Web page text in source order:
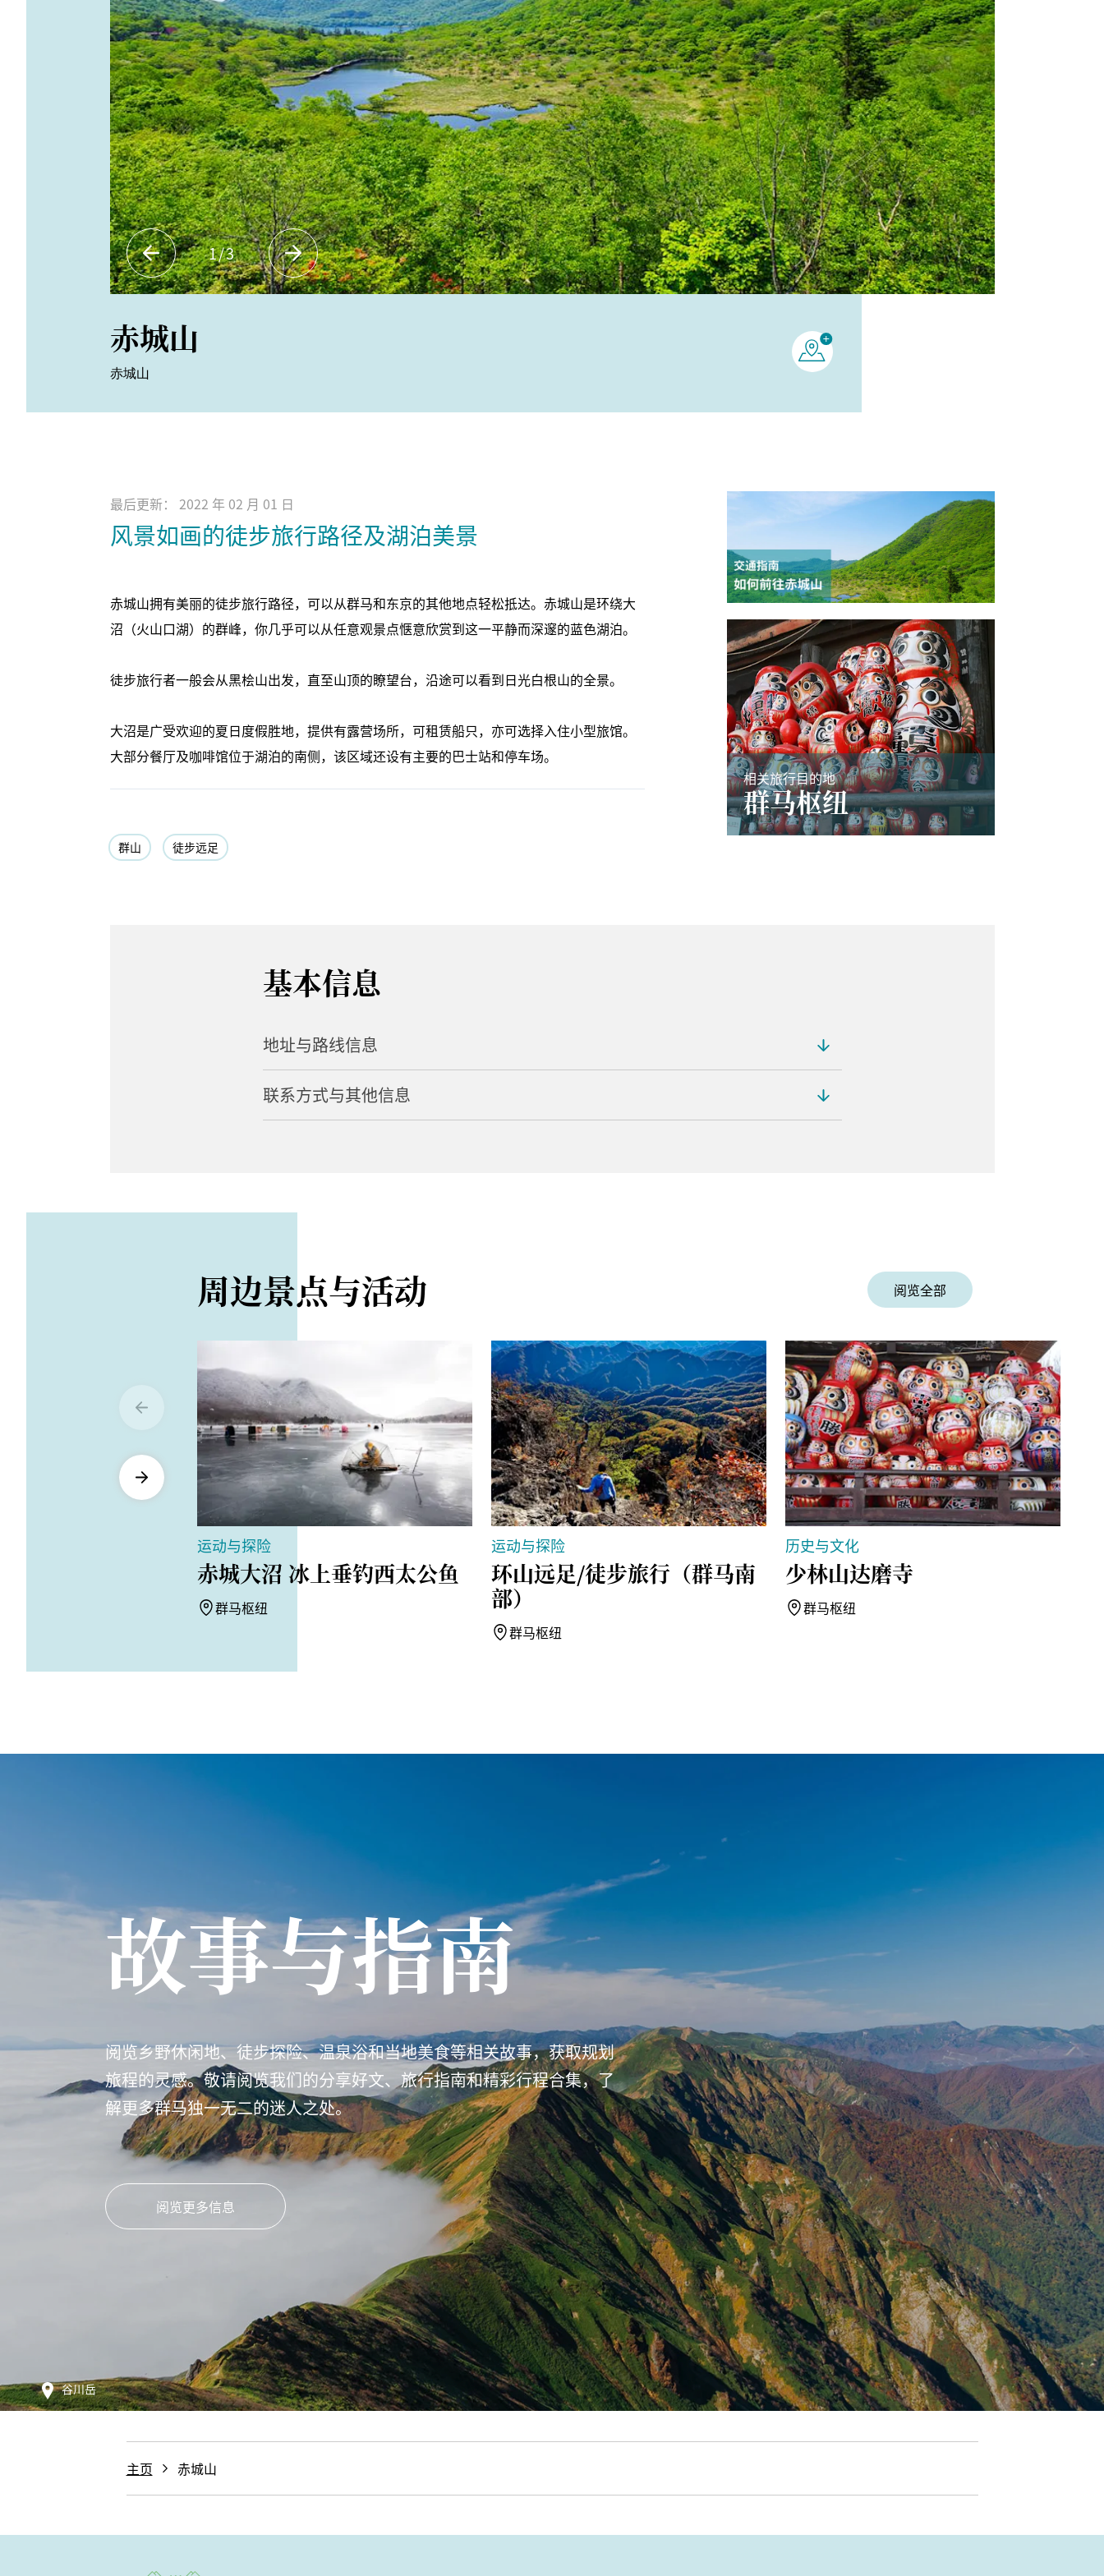
1/3
赤城山
赤城山
最后更新： 2022 年 02 月 01 日
风景如画的徒步旅行路径及湖泊美景
赤城山拥有美丽的徒步旅行路径，可以从群马和东京的其他地点轻松抵达。赤城山是环绕大
沼（火山口湖）的群峰，你几乎可以从任意观景点惬意欣赏到这一平静而深邃的蓝色湖泊。
徒步旅行者一般会从黑桧山出发，直至山顶的瞭望台，沿途可以看到日光白根山的全景。
大沼是广受欢迎的夏日度假胜地，提供有露营场所，可租赁船只，亦可选择入住小型旅馆。
大部分餐厅及咖啡馆位于湖泊的南侧，该区域还设有主要的巴士站和停车场。
群山 徒步远足
相关旅行目的地
群马枢纽
基本信息
地址与路线信息
地址
从关越高速公路赤城 IC 开车约 60 分钟即可抵达
联系方式与其他信息
周边景点与活动 阅览全部
运动与探险
赤城大沼 冰上垂钓西太公鱼
群马枢纽
运动与探险
环山远足/徒步旅行（群马南
部）
群马枢纽
历史与文化
少林山达磨寺
群马枢纽
故事与指南
阅览乡野休闲地、徒步探险、温泉浴和当地美食等相关故事，获取规划
旅程的灵感。敬请阅览我们的分享好文、旅行指南和精彩行程合集，了
解更多群马独一无二的迷人之处。
阅览更多信息
谷川岳
主页 赤城山